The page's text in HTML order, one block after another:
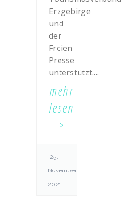
Erzgebirge
und
der
Freien
Presse
unterstützt....
mehr
lesen
25.
November
2021